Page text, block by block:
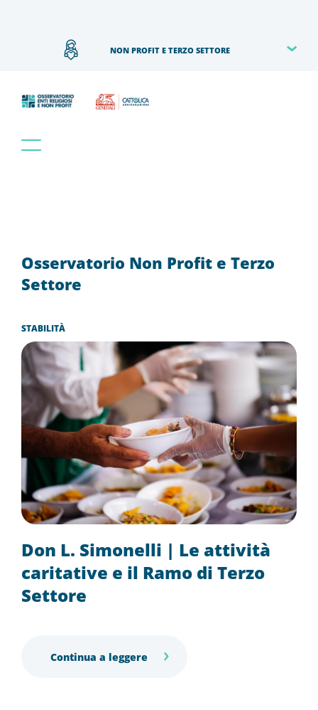
NON PROFIT E TERZO SETTORE
Osservatorio Non Profit e Terzo
Settore
Don L. Simonelli | Le attività
caritative e il Ramo di Terzo
Settore
Continua a leggere
STABILITÀ